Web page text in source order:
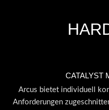
CATALYST
Arcus bietet individuell
Anforderungen